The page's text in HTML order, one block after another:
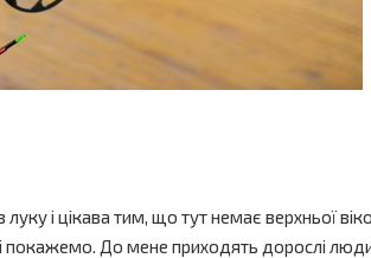
і цікава тим, що тут немає верхньої
покажемо. До мене приходять дорослі